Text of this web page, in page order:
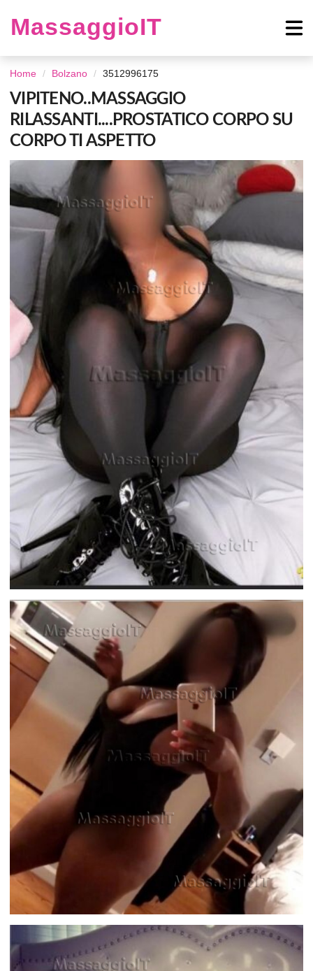
MassaggioIT
Home Bolzano 3512996175
VIPITENO..MASSAGGIO
RILASSANTI....PROSTATICO CORPO SU
CORPO TI ASPETTO